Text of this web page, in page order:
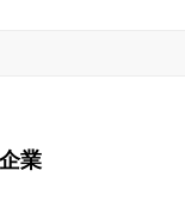
業